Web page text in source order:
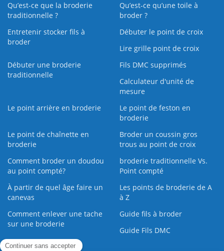
Qu’est-ce que la broderie
traditionnelle ?
Qu’est‑ce qu’une toile à
broder ?
Entretenir stocker fils à
broder
Débuter le point de croix
Lire grille point de croix
Débuter une broderie
traditionnelle
Fils DMC supprimés
Calculateur d'unité de
mesure
Le point arrière en broderie
Le point de feston en
broderie
Le point de chaînette en
broderie
Broder un coussin gros
trous au point de croix
Comment broder un doudou
au point compté?
broderie traditionnelle Vs.
Point compté
À partir de quel âge faire un
canevas
Les points de broderie de A
à Z
Comment enlever une tache
sur une broderie
Guide fils à broder
Guide Fils DMC
Guide de la Broderie